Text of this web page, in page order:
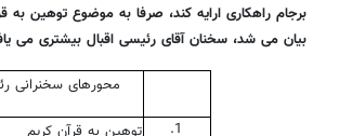
برجام راهکاری ارایه کند، صرفا به موضوع توهین به
بیان می شد، سخنان آقای رئیسی اقبال بیشتری می
محورهای سخنرانی
توهین به قرآن کریم